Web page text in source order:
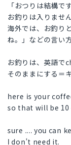
「おつりは結構で
お釣りは入りませ
海外では、お釣り
ね。」などの言い
お釣りは、英語で
そのままにする＝
here is your
so that will be 10
sure .... you can
I don't need it.